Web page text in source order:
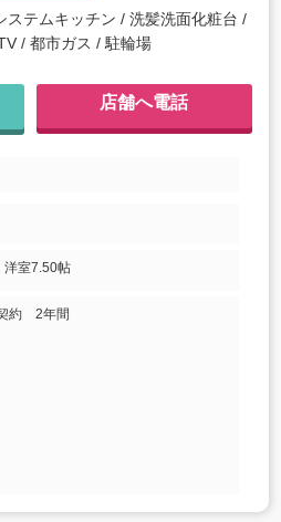
ステムキッチン
洗髪洗面化粧台
都市ガス 駐輪場
店舗へ電話
帖 洋室7.50帖
約 2年間